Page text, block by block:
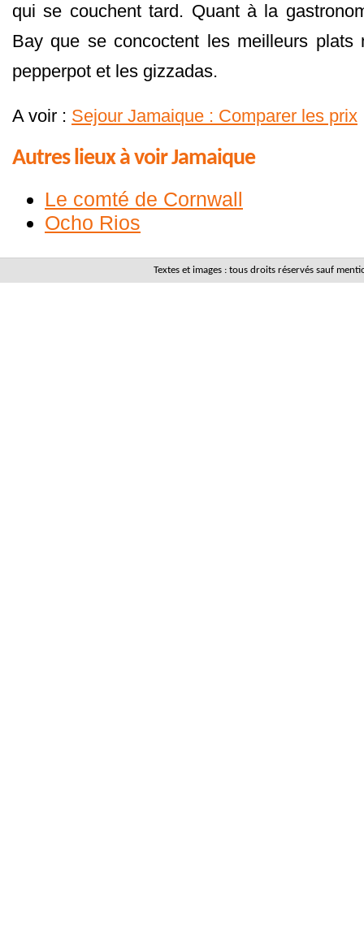
qui se couchent tard. Quant à la
Bay que se concoctent les meilleurs plats
pepperpot et les gizzadas.
A voir : Sejour Jamaique : Comparer les prix
Autres lieux à voir Jamaique
Le comté de Cornwall
Ocho Rios
Textes et images : tous droits réservés sauf